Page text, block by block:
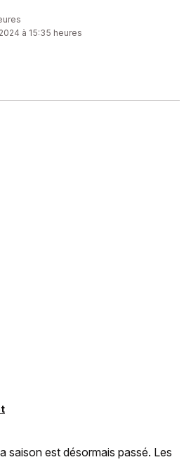
à 15:35 heures
saison est désormais passé. Les